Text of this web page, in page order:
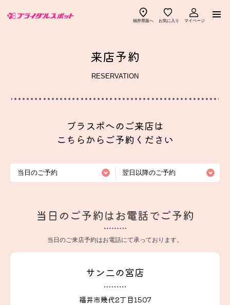
福井県版へ お気に入り マイページ
ブラスポ優待ショップ一覧
よくある質問 ブラスポマガジン
幸せ先輩カップル お知らせ
来店予約ページへ
来店予約
RESERVATION
ブラスポへのご来店は
こちらからご予約ください
当日のご予約 翌日以降のご予約
当日のご予約はお電話でご予約
当日のご来店予約はお電話にて承っております。
サン二の宮店
福井市幾代2丁目1507